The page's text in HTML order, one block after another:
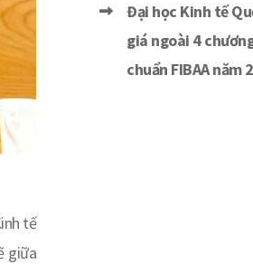
tế
giữa
Đại học Kinh tế
giá ngoài 4
chuẩn FIBAA năm